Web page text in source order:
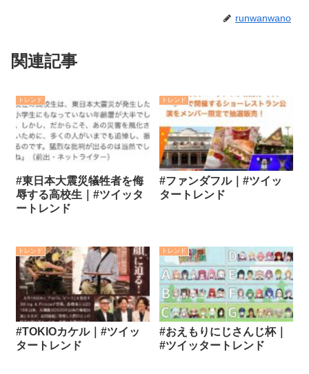
runwanwano
関連記事
トレンド
#東日本大震災犠牲者を侮
辱する高校生｜#ツイッタ
ートレンド
トレンド
#ファンダフル｜#ツイッ
タートレンド
トレンド
#TOKIOカケル｜#ツイッ
タートレンド
トレンド
#おえもりにじさんじ杯｜
#ツイッタートレンド